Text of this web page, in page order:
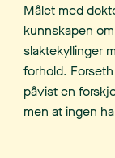
Målet med
kunnskapen
slaktekyllinger
forhold.
påvist en
men at ingen